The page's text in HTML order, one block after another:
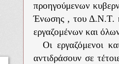
προηγούμενων
Ένωσης , του Δ.Ν.Τ.
εργαζομένων και
Οι εργαζόμενοι
αντιδράσουν σε